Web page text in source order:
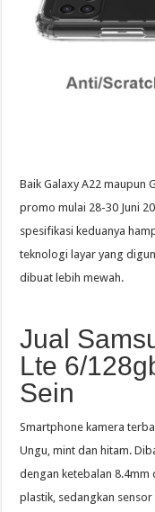
Baik Galaxy A22 maupun
promo mulai 28-30 Juni
spesifikasi keduanya
teknologi layar yang
dibuat lebih mewah.
Jual
Lte 6/
Sein
Smartphone kamera
Ungu, mint dan hitam.
dengan ketebalan
plastik, sedangkan